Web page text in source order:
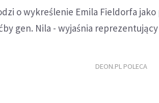
o wykreślenie Emila Fieldorfa jako
gen. Nila - wyjaśnia reprezentujący
DEON.PL POLECA